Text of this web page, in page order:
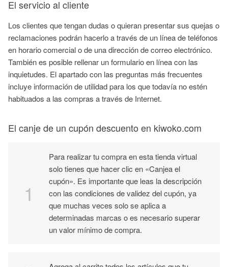
El servicio al cliente
Los clientes que tengan dudas o quieran presentar sus quejas o
reclamaciones podrán hacerlo a través de un línea de teléfonos
en horario comercial o de una dirección de correo electrónico.
También es posible rellenar un formulario en línea con las
inquietudes. El apartado con las preguntas más frecuentes
incluye información de utilidad para los que todavía no estén
habituados a las compras a través de Internet.
El canje de un cupón descuento en kiwoko.com
Para realizar tu compra en esta tienda virtual
solo tienes que hacer clic en «Canjea el
cupón». Es importante que leas la descripción
con las condiciones de validez del cupón, ya
que muchas veces solo se aplica a
determinadas marcas o es necesario superar
un valor mínimo de compra.